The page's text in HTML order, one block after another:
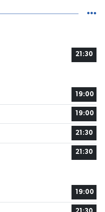
21:30
19:00
19:00
21:30
21:30
19:00